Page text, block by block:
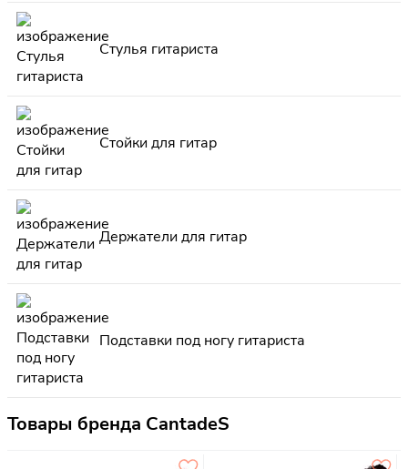
Стулья гитариста
Стойки для гитар
Держатели для гитар
Подставки под ногу гитариста
Товары бренда CantadeS